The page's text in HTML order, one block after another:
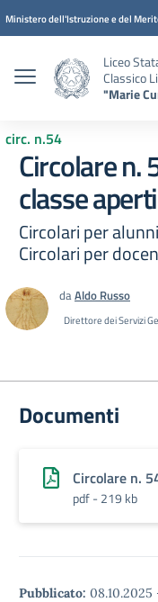
Vai ai contenuti
Vai al menu di navigazione
Vai al footer
Ministero dell'Istruzione e del
Liceo
Classico
"Marie
circ. n.54
Circolare n.
classe aperti
Circolari per
Circolari per
daAldo Russo
Direttore dei Servizi
Documenti
Circolare n.
pdf - 219 kb
Pubblicato: 08.10.2025